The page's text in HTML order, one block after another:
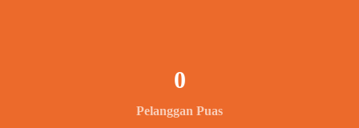
Pelanggan Puas
0